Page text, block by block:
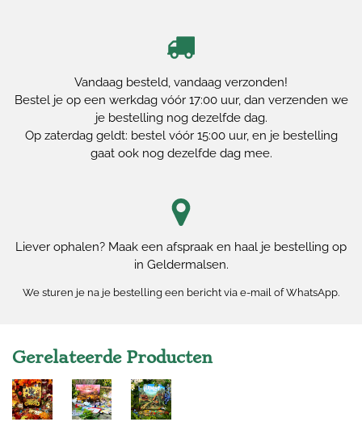
Vandaag besteld, vandaag verzonden!
Bestel je op een werkdag vóór 17:00 uur, dan verzenden we
je bestelling nog dezelfde dag.
Op zaterdag geldt: bestel vóór 15:00 uur, en je bestelling
gaat ook nog dezelfde dag mee.
Liever ophalen? Maak een afspraak en haal je bestelling op
in Geldermalsen.
We sturen je na je bestelling een bericht via e-mail of WhatsApp.
Gerelateerde Producten